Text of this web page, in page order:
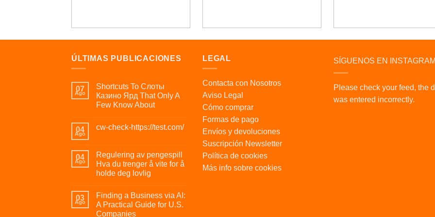
ÚLTIMAS PUBLICACIONES
07
Ago
Shortcuts To Слоты
Казино Ярд That Only A
Few Know About
04
Ago
cw-check-https://test.com/
04
Ago
Regulering av pengespill
Hva du trenger å vite for å
holde deg lovlig
03
Ago
Finding a Business via AI:
A Practical Guide for U.S.
Companies
LEGAL
Contacta con Nosotros
Aviso Legal
Cómo comprar
Formas de pago
Envíos y devoluciones
Suscripción Newsletter
Política de cookies
Más info sobre cookies
SÍGUENOS EN INSTAGRAM
Please check your feed, the
was entered incorrectly.